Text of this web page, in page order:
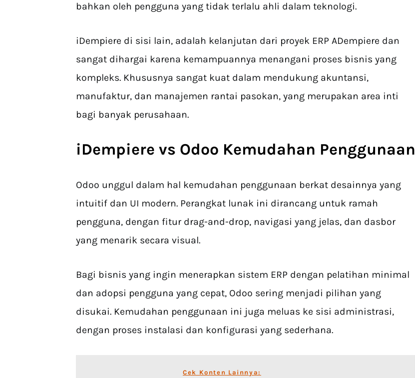
bahkan oleh pengguna yang tidak terlalu ahli dalam teknologi.
iDempiere di sisi lain, adalah kelanjutan dari proyek ERP ADempiere dan
sangat dihargai karena kemampuannya menangani proses bisnis yang
kompleks. Khususnya sangat kuat dalam mendukung akuntansi,
manufaktur, dan manajemen rantai pasokan, yang merupakan area inti
bagi banyak perusahaan.
iDempiere vs Odoo Kemudahan Penggunaan
Odoo unggul dalam hal kemudahan penggunaan berkat desainnya yang
intuitif dan UI modern. Perangkat lunak ini dirancang untuk ramah
pengguna, dengan fitur drag-and-drop, navigasi yang jelas, dan dasbor
yang menarik secara visual.
Bagi bisnis yang ingin menerapkan sistem ERP dengan pelatihan minimal
dan adopsi pengguna yang cepat, Odoo sering menjadi pilihan yang
disukai. Kemudahan penggunaan ini juga meluas ke sisi administrasi,
dengan proses instalasi dan konfigurasi yang sederhana.
Cek Konten Lainnya: